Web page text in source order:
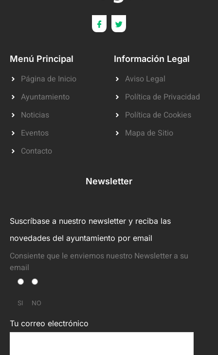
Menú Principal
Página de Inicio
Ayuntamiento
Noticias
Eventos
Contacto
Información Legal
Aviso Legal
Política de Privacidad
Política de Cookies
Mapa de Sitio
Newsletter
Suscríbase a nuestro newsletter y reciba las
novedades del ayuntamiento por email
Consiente que le enviemos nuestro Newsletter a su
email
SI NO
Tu correo electrónico